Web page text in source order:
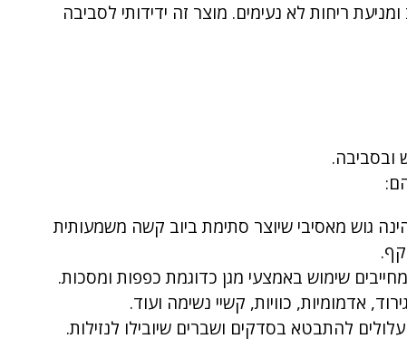
ריחות לא נעימים. מוצר זה ידידותי לסביבה
ובסביבה.
גוש מאסיבי שיוצר סתימת ביוב קשה משמעותית
שימוש באמצעי מגן כדוגמת כפפות ומסכות.
אדמומיות, כוויות, קשיי נשימה ועוד.
להתבטא בסדקים ושברים שיובילו לנזילות.